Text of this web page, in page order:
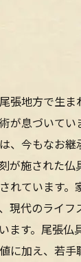
張地方で生ま
が息づいてい
、今もなお継
が施された仏
れています。
現代のライフ
ます。尾張仏
に加え、若